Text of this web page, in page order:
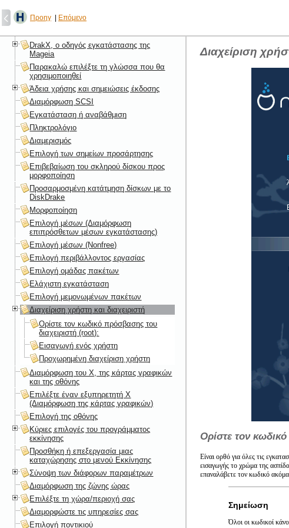
Προηγ Επόμενο
Διαχείριση
Ορίστε τον
Είναι ορθό για όλες τις
εισαγωγής το χρώμα της
επαναλάβετε τον κωδικό
Σημείωση
Όλοι οι κωδικοί
Περιεχόμενα
DrakX, ο οδηγός εγκατάστασης της
Mageia
Παρακαλώ επιλέξτε τη γλώσσα που θα
χρησιμοποιηθεί
Άδεια χρήσης και σημειώσεις έκδοσης
Διαμόρφωση SCSI
Εγκατάσταση ή αναβάθμιση
Πληκτρολόγιο
Διαμερισμός
Επιλογή των σημείων προσάρτησης
Επιβεβαίωση του σκληρού δίσκου προς
μορφοποίηση
Προσαρμοσμένη κατάτμηση δίσκων με το
DiskDrake
Μορφοποίηση
Επιλογή μέσων (Διαμόρφωση
επιπρόσθετων μέσων εγκατάστασης)
Επιλογή μέσων (Nonfree)
Επιλογή περιβάλλοντος εργασίας
Επιλογή ομάδας πακέτων
Ελάχιστη εγκατάσταση
Επιλογή μεμονωμένων πακέτων
Διαχείριση χρήστη και διαχειριστή
Ορίστε τον κωδικό πρόσβασης του
διαχειριστή (root):
Εισαγωγή ενός χρήστη
Προχωρημένη διαχείριση χρήστη
Διαμόρφωση του X, της κάρτας γραφικών
και της οθόνης
Επιλέξτε έναν εξυπηρετητή X
(Διαμόρφωση της κάρτας γραφικών)
Επιλογή της οθόνης
Κύριες επιλογές του προγράμματος
εκκίνησης
Προσθήκη ή επεξεργασία μιας
καταχώρησης στο μενού Εκκίνησης
Σύνοψη των διάφορων παραμέτρων
Διαμόρφωση της ζώνης ώρας
Επιλέξτε τη χώρα/περιοχή σας
Διαμορφώστε τις υπηρεσίες σας
Επιλογή ποντικιού